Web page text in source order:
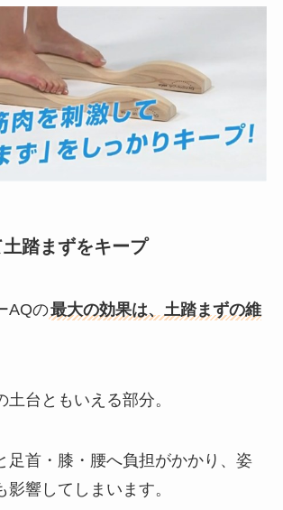
踏まずをキープ
AQの最大の効果は、土踏まずの維
土台ともいえる部分。
足首・膝・腰へ負担がかかり、姿
響してしまいます。